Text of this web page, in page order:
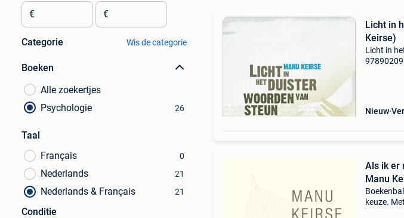
€ €
Categorie Wis de categorie
Boeken
Alle zoekertjes
Psychologie
26
Taal
Français
0
Nederlands 21
Nederlands & Français 21
Conditie
Licht in
Keirse)
Licht in
Nieuw
Als ik er
Manu
keuze.